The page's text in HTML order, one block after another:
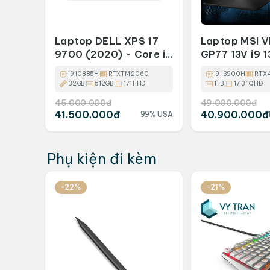
Laptop DELL XPS 17
9700 (2020) - Core i9
512GB SSD / RTX
i9 10885H
RTXTM 2060
32GB
512GB 17" FHD
45.000.000đ
41.500.000đ 99% USA
Laptop MSI
GP77 13V i9
RAM 32GB/
17.3INCH
i9 13900H RTX
1TB
17.3" QHD
49.000.000đ
40.900.000đ
Phụ kiện đi kèm
-22% -21%